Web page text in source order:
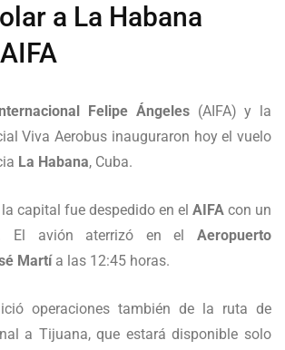
a La Habana
Felipe Ángeles(AIFA) y la
Viva Aerobus inauguraron hoy el vuelo
La Habana, Cuba.
capital fue despedido en el AIFA con un
El avión aterrizó en el Aeropuerto
Martía las 12:45 horas.
operaciones también de la ruta de
a Tijuana, que estará disponible solo